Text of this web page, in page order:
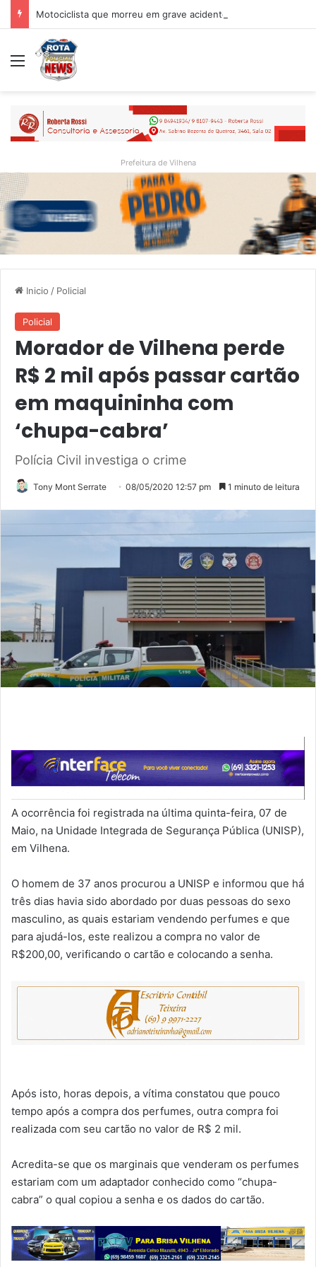
Menu
Prefeitura de Vilhena
Inicio / Policial
Policial
Morador de Vilhena perde
R$ 2 mil após passar cartão
em maquininha com
‘chupa-cabra’
Polícia Civil investiga o crime
Tony Mont Serrate 08/05/2020 12:57 pm 1 minuto de leitura
A ocorrência foi registrada na última quinta-feira, 07 de
Maio, na Unidade Integrada de Segurança Pública (UNISP),
em Vilhena.
O homem de 37 anos procurou a UNISP e informou que há
três dias havia sido abordado por duas pessoas do sexo
masculino, as quais estariam vendendo perfumes e que
para ajudá-los, este realizou a compra no valor de
R$200,00, verificando o cartão e colocando a senha.
Após isto, horas depois, a vítima constatou que pouco
tempo após a compra dos perfumes, outra compra foi
realizada com seu cartão no valor de R$ 2 mil.
Acredita-se que os marginais que venderam os perfumes
estariam com um adaptador conhecido como “chupa-
cabra” o qual copiou a senha e os dados do cartão.